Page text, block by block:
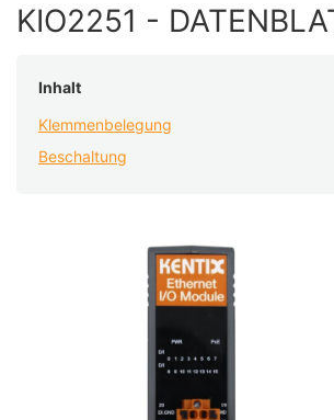
KIO2251 -
Inhalt
Klemmenbelegung
Beschaltung